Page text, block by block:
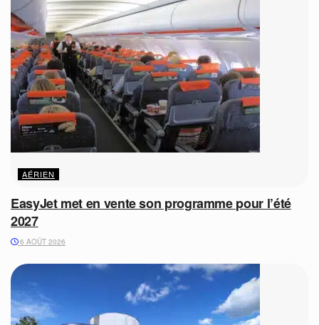
AÉRIEN
EasyJet met en vente son programme pour l’été
2027
6 AOÛT 2026